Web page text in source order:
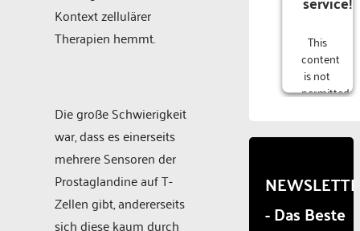
Kontext zellulärer
Therapien hemmt.
Die große Schwierigkeit
war, dass es einerseits
mehrere Sensoren der
Prostaglandine auf T-
Zellen gibt, andererseits
sich diese kaum durch
This
content
is not
permitted
due to
that
are
not
disclosed
- Das Beste